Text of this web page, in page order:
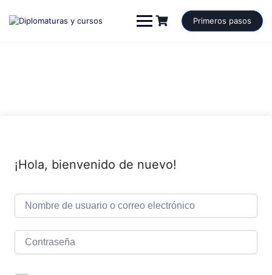
contenido
Primeros pasos
¡Hola, bienvenido de nuevo!